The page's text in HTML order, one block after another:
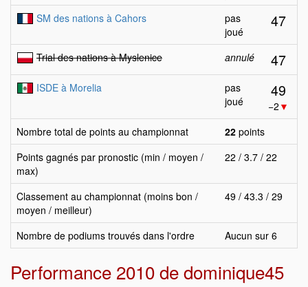
SM des nations à Cahors
pas
joué
47
Trial des nations à Myslenice annulé 47
ISDE à Morelia
pas
joué
49
−2 ▼
Nombre total de points au championnat
22 points
Points gagnés par pronostic (min / moyen /
max)
22 / 3.7 / 22
Classement au championnat (moins bon /
moyen / meilleur)
49 / 43.3 / 29
Nombre de podiums trouvés dans l'ordre Aucun sur 6
Performance 2010 de dominique45